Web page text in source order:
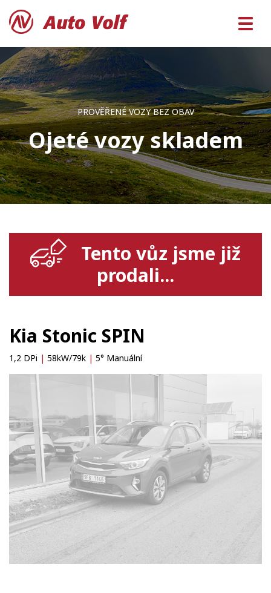
PROVĚŘENÉ VOZY BEZ OBAV
Ojeté vozy skladem
Tento vůz jsme již
prodali...
Kia Stonic SPIN
1,2 DPi | 58kW/79k | 5° Manuální